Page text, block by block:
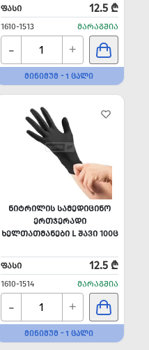
ᲤᲐᲡᲘ
12.5 ₾
1610-1513 ᲛᲐᲠᲐᲒᲨᲘᲐ
- +
ᲛᲘᲜᲘᲛᲣᲛ - 1 ᲪᲐᲚᲘ
ᲜᲘᲢᲠᲘᲚᲘᲡ ᲡᲐᲛᲔᲓᲘᲪᲘᲜᲝ
ᲔᲠᲗᲯᲔᲠᲐᲓᲘ
ᲮᲔᲚᲗᲐᲗᲛᲐᲜᲔᲑᲘ L ᲨᲐᲕᲘ 100Ც
ᲤᲐᲡᲘ 12.5 ₾
1610-1514 ᲛᲐᲠᲐᲒᲨᲘᲐ
- +
ᲛᲘᲜᲘᲛᲣᲛ - 1 ᲪᲐᲚᲘ